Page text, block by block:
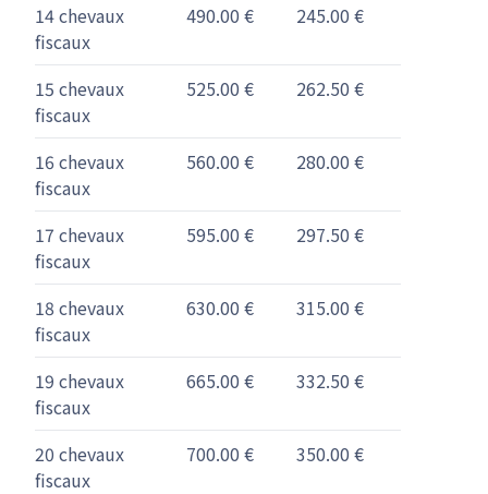
14 chevaux
fiscaux
490.00 € 245.00 €
15 chevaux
fiscaux
525.00 € 262.50 €
16 chevaux
fiscaux
560.00 € 280.00 €
17 chevaux
fiscaux
595.00 € 297.50 €
18 chevaux
fiscaux
630.00 € 315.00 €
19 chevaux
fiscaux
665.00 € 332.50 €
20 chevaux
fiscaux
700.00 € 350.00 €